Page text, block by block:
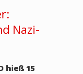
Nazi-
hieß 15